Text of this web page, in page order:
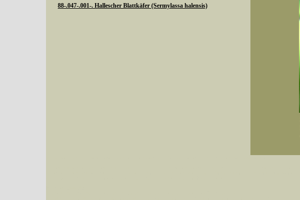
88-.047-.001-. Hallescher Blattkäfer (Sermylassa halensis)